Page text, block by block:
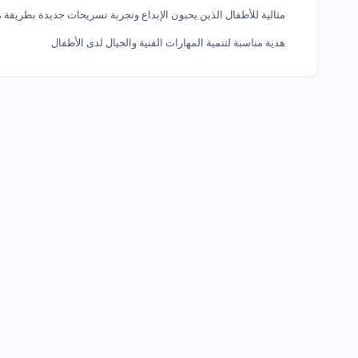
مثالية للأطفال الذين يحبون الإبداع وتجربة تسريحات جديدة بطريقة
هدية مناسبة لتنمية المهارات الفنية والخيال لدى الأطفال